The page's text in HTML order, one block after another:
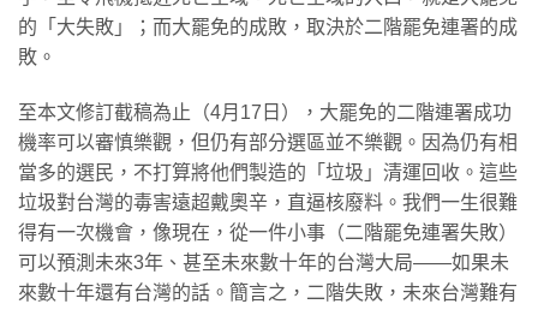
的「大失敗」；而大罷免的成敗，取決於二階罷免連署的成
敗。
至本文修訂截稿為止（4月17日），大罷免的二階連署成功
機率可以審慎樂觀，但仍有部分選區並不樂觀。因為仍有相
當多的選民，不打算將他們製造的「垃圾」清運回收。這些
垃圾對台灣的毒害遠超戴奧辛，直逼核廢料。我們一生很難
得有一次機會，像現在，從一件小事（二階罷免連署失敗）
可以預測未來3年、甚至未來數十年的台灣大局——如果未
來數十年還有台灣的話。簡言之，二階失敗，未來台灣難有